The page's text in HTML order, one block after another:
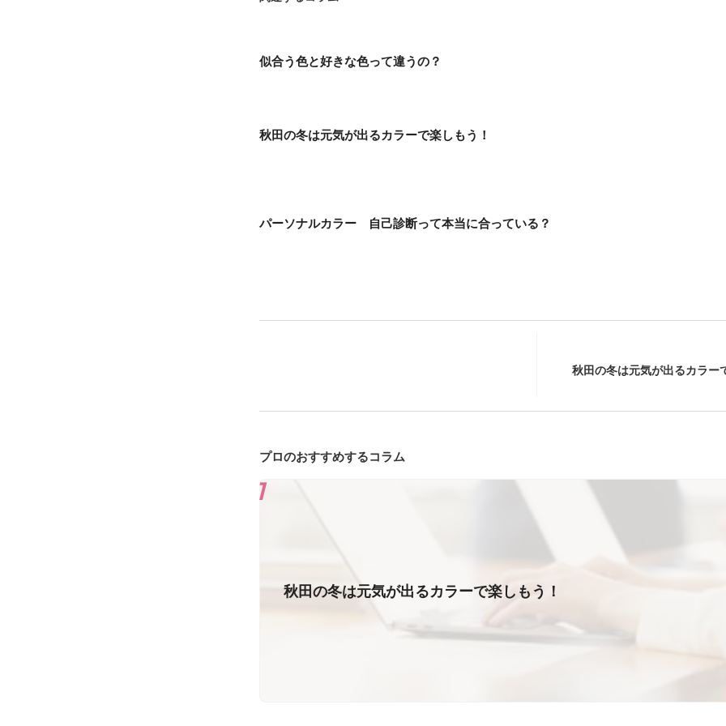
似合う色と好きな色って違うの？
秋田の冬は元気が出るカラーで楽しもう！
パーソナルカラー 自己診断って本当に合っている？
秋田の冬は元気が出るカラー
プロのおすすめするコラム
秋田の冬は元気が出るカラーで楽しもう！